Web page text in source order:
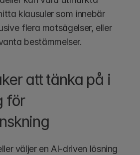
klausuler som innebär
flera motsägelser, eller
bestämmelser.
att tänka på i
för
väljer en AI-driven lösning